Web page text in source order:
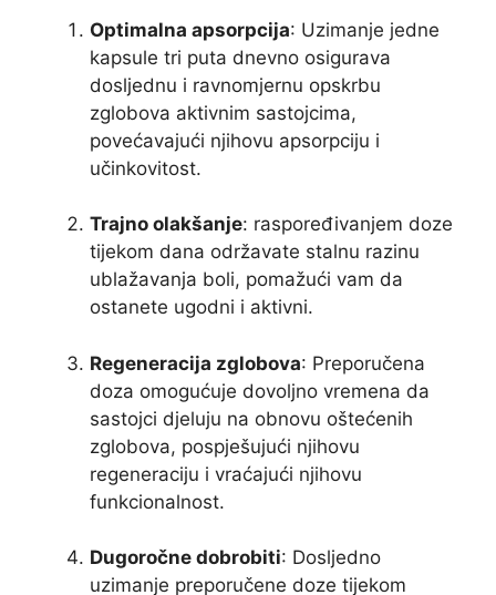
Optimalna apsorpcija: Uzimanje jedne
kapsule tri puta dnevno osigurava
dosljednu i ravnomjernu opskrbu
zglobova aktivnim sastojcima,
povećavajući njihovu apsorpciju i
učinkovitost.
Trajno olakšanje: raspoređivanjem doze
tijekom dana održavate stalnu razinu
ublažavanja boli, pomažući vam da
ostanete ugodni i aktivni.
Regeneracija zglobova: Preporučena
doza omogućuje dovoljno vremena da
sastojci djeluju na obnovu oštećenih
zglobova, pospješujući njihovu
regeneraciju i vraćajući njihovu
funkcionalnost.
Dugoročne dobrobiti: Dosljedno
uzimanje preporučene doze tijekom